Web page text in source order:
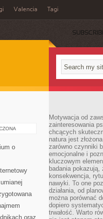
Valencia Tagi
o
oraz
Motywacja od
zainteresowania
chcących
natura jest
zarówno czynniki
emocjonalne i
kluczowym
badania pokazują,
konsekwencja,
nawyki. To one
działania, od
można porównać
dopiero
trwałość. Warto